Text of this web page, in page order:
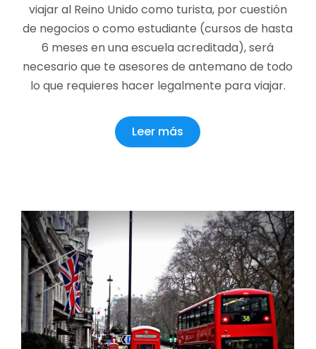
viajar al Reino Unido como turista, por cuestión
de negocios o como estudiante (cursos de hasta
6 meses en una escuela acreditada), será
necesario que te asesores de antemano de todo
lo que requieres hacer legalmente para viajar.
Leer más